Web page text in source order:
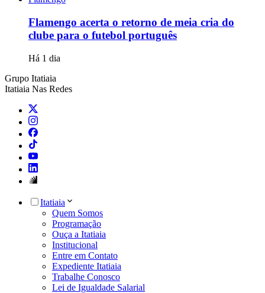
Flamengo acerta o retorno de meia cria do
clube para o futebol português
Há 1 dia
Grupo Itatiaia
Itatiaia Nas Redes
Itatiaia
Quem Somos
Programação
Ouça a Itatiaia
Institucional
Entre em Contato
Expediente Itatiaia
Trabalhe Conosco
Lei de Igualdade Salarial